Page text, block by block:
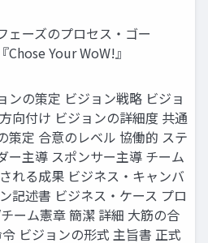
ェーズのプロセス・ゴー
Chose Your WoW!』
ンの策定 ビジョン戦略 ビジョ
向付け ビジョンの詳細度 共通
策定 合意のレベル 協働的 ステ
ー主導 スポンサー主導 チーム
れる成果 ビジネス・キャンバ
記述書 ビジネス・ケース プロ
ーム憲章 簡潔 詳細 大筋の合
ビジョンの形式 主旨書 正式